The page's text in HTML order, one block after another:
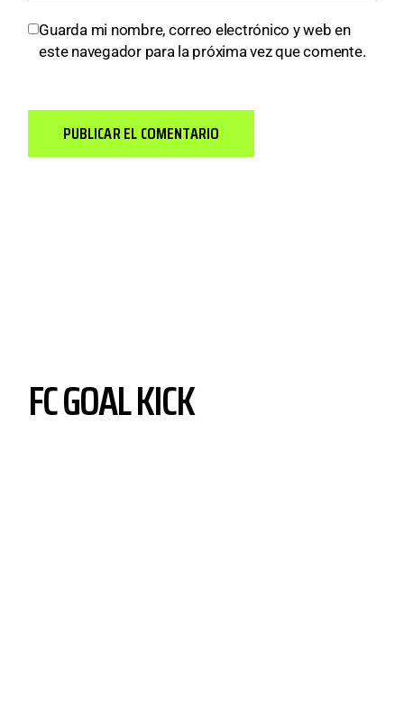
Guarda mi nombre, correo electrónico y web en
este navegador para la próxima vez que comente.
PUBLICAR EL COMENTARIO
FC GOAL KICK